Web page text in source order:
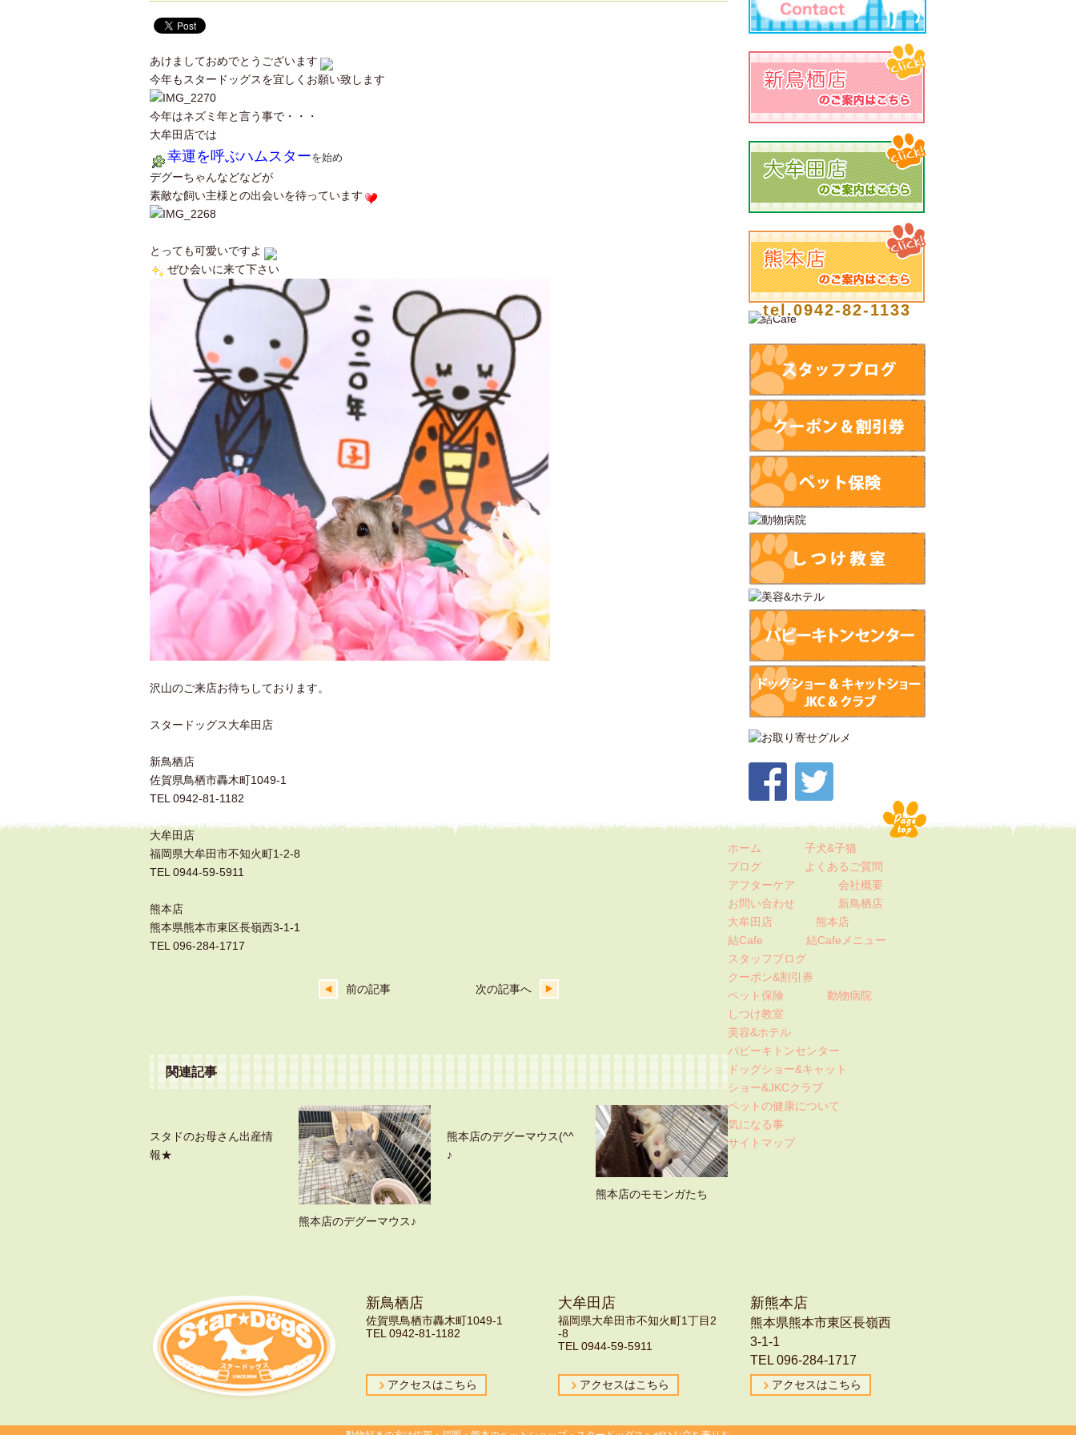
あけましておめでとうございます
今年もスタードッグスを宜しくお願い致します
今年はネズミ年と言う事で・・・
大牟田店では
幸運を呼ぶハムスターを始め
デグーちゃんなどなどが
素敵な飼い主様との出会いを待っています
とっても可愛いですよ
ぜひ会いに来て下さい
沢山のご来店お待ちしております。
スタードッグス大牟田店
新鳥栖店
佐賀県鳥栖市轟木町1049-1
TEL 0942-81-1182
大牟田店
福岡県大牟田市不知火町1-2-8
TEL 0944-59-5911
熊本店
熊本県熊本市東区長嶺西3-1-1
TEL 096-284-1717
前の記事 次の記事へ
関連記事
スタドのお母さん出産情
報★
熊本店のデグーマウス♪
熊本店のデグーマウス(^^
♪
熊本店のモモンガたち
tel.0942-82-1133
ホーム
子犬&子猫
ブログ
よくあるご質問
アフターケア
会社概要
お問い合わせ
新鳥栖店
大牟田店
熊本店
結Cafe
結Cafeメニュー
スタッフブログ
クーポン&割引券
ペット保険
動物病院
しつけ教室
美容&ホテル
パピーキトンセンター
ドッグショー&キャット
ショー&JKCクラブ
ペットの健康について
気になる事
サイトマップ
新鳥栖店
佐賀県鳥栖市轟木町1049-1
TEL 0942-81-1182
アクセスはこちら
大牟田店
福岡県大牟田市不知火町1丁目2
-8
TEL 0944-59-5911
アクセスはこちら
新熊本店
熊本県熊本市東区長嶺西
3-1-1
TEL 096-284-1717
アクセスはこちら